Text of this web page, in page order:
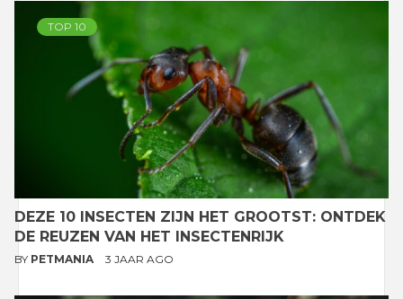
TOP 10
DEZE 10 INSECTEN ZIJN HET GROOTST: ONTDEK
DE REUZEN VAN HET INSECTENRIJK
BY PETMANIA 3 JAAR AGO